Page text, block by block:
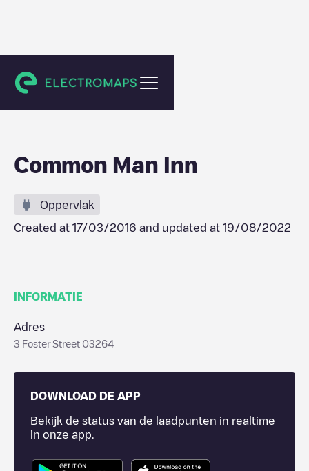
Plymouth
Common Man Inn
Oppervlak
Created at 17/03/2016 and updated at 19/08/2022
INFORMATIE
Adres
3 Foster Street 03264
DOWNLOAD DE APP
Bekijk de status van de laadpunten in realtime
in onze app.